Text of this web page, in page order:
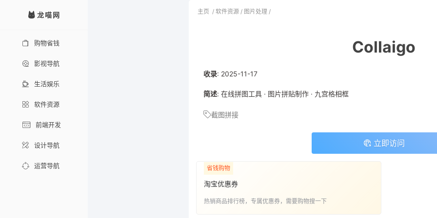
龙喵网
购物省钱
影视导航
生活娱乐
软件资源
前端开发
设计导航
运营导航
主页 / 软件资源 / 图片处理 /
Collaigo
收录: 2025-11-17
简述: 在线拼图工具 · 图片拼贴制作 · 九宫格相框
截图拼接
立即访问
省钱购物
淘宝优惠券
热销商品排行榜，专属优惠券，需要购物搜一下